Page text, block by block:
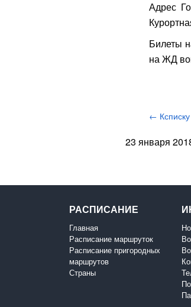
Адрес
Билеты
на ЖД
←
23 января
РАСПИСАНИЕ
Главная
Расписание маршруток
Расписание пригородных
маршрутов
Страны